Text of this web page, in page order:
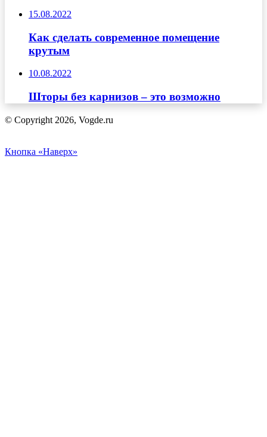
15.08.2022
Как сделать современное помещение
крутым
10.08.2022
Шторы без карнизов – это возможно
© Copyright 2026, Vogde.ru
Кнопка «Наверх»